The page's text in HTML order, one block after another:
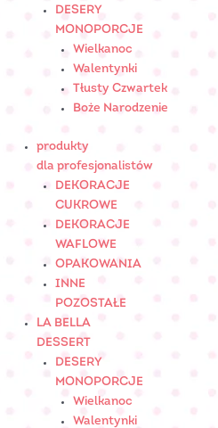
DESERY
MONOPORCJE
Wielkanoc
Walentynki
Tłusty Czwartek
Boże Narodzenie
produkty
dla profesjonalistów
DEKORACJE
CUKROWE
DEKORACJE
WAFLOWE
OPAKOWANIA
INNE
POZOSTAŁE
LA BELLA
DESSERT
DESERY
MONOPORCJE
Wielkanoc
Walentynki